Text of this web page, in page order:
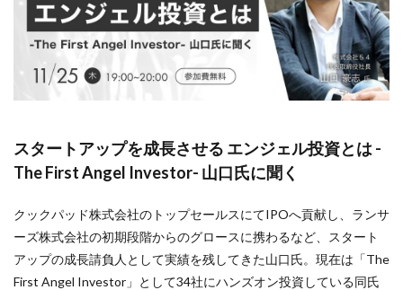
スタートアップを成長させる エンジェル投資とは -
The First Angel Investor- 山口氏に聞く
クックパッド株式会社のトップセールスにてIPOへ貢献し、ランサ
ーズ株式会社の初期段階からのグロースに携わるなど、スタート
アップの成長請負人として実績を残してきた山口氏。現在は「The
First Angel Investor」として34社にハンズオン投資している同氏
メディア取材
デザイン
ブランディング
ファイナンス
事業創造・イノベーション
地方創生
コミュニティ
高橋龍征